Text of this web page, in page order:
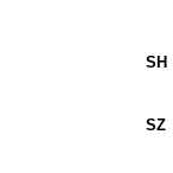
SH
SZ